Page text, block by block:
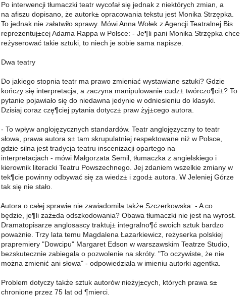
Po interwencji tłumaczki teatr wycofał się jednak z niektórych zmian, a
na afiszu dopisano, że autork± opracowania tekstu jest Monika Strzępka.
To jednak nie załatwiło sprawy. Mówi Anna Wołek z Agencji Teatralnej Bis
reprezentuj±cej Adama Rappa w Polsce: - Je¶li pani Monika Strzępka chce
reżyserować takie sztuki, to niech je sobie sama napisze.
Dwa teatry
Do jakiego stopnia teatr ma prawo zmieniać wystawiane sztuki? Gdzie
kończy się interpretacja, a zaczyna manipulowanie cudz± twórczo¶ci±? To
pytanie pojawiało się do niedawna jedynie w odniesieniu do klasyki.
Dzisiaj coraz czę¶ciej pytania dotycz± praw żyj±cego autora.
- To wpływ anglojęzycznych standardów. Teatr anglojęzyczny to teatr
słowa, prawa autora s± tam skrupulatniej respektowane niż w Polsce,
gdzie silna jest tradycja teatru inscenizacji opartego na
interpretacjach - mówi Małgorzata Semil, tłumaczka z angielskiego i
kierownik literacki Teatru Powszechnego. Jej zdaniem wszelkie zmiany w
tek¶cie powinny odbywać się za wiedz± i zgod± autora. W Jeleniej Górze
tak się nie stało.
Autora o całej sprawie nie zawiadomiła także Szczerkowska: - A co
będzie, je¶li zaż±da odszkodowania? Obawa tłumaczki nie jest na wyrost.
Dramatopisarze anglosascy traktuj± integralno¶ć swoich sztuk bardzo
poważnie. Trzy lata temu Magdalena Łazarkiewicz, reżyserka polskiej
prapremiery "Dowcipu" Margaret Edson w warszawskim Teatrze Studio,
bezskutecznie zabiegała o pozwolenie na skróty. "To oczywiste, że nie
można zmienić ani słowa" - odpowiedziała w imieniu autorki agentka.
Problem dotyczy także sztuk autorów nieżyj±cych, których prawa s±
chronione przez 75 lat od ¶mierci.